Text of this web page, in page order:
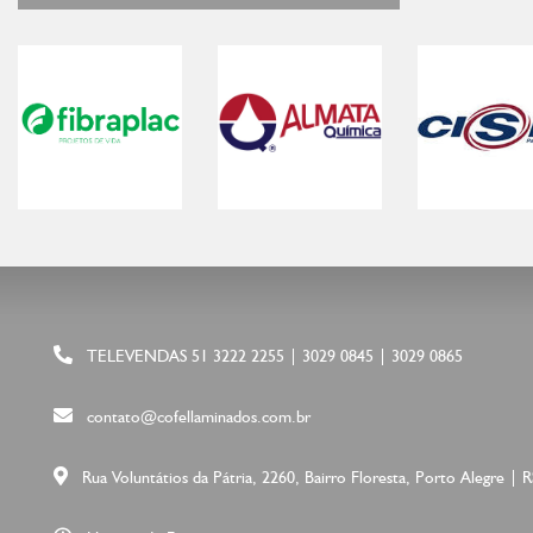
TELEVENDAS 51 3222 2255 | 3029 0845 | 3029 0865
contato@cofellaminados.com.br
Rua Voluntátios da Pátria, 2260, Bairro Floresta, Porto Alegre |